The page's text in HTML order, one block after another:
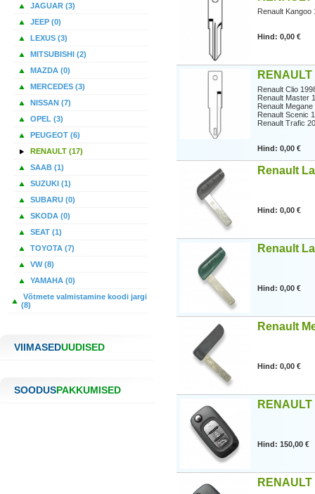
JAGUAR (3)
JEEP (0)
LEXUS (3)
MITSUBISHI (2)
MAZDA (0)
MERCEDES (3)
NISSAN (7)
OPEL (3)
PEUGEOT (6)
RENAULT (17)
SAAB (1)
SUZUKI (1)
SUBARU (0)
SKODA (0)
SEAT (1)
TOYOTA (7)
VW (8)
YAMAHA (0)
Võtmete valmistamine koodi jargi
(8)
VIIMASEDUUDISED
SOODUSPAKKUMISED
Renault Kangoo
Hind: 0,00 €
RENAULT
Renault Clio
Renault Master
Renault
Renault Scenic
Renault Trafic
Hind: 0,00 €
Renault
Hind: 0,00 €
Renault
Hind: 0,00 €
Renault
Hind: 0,00 €
Hind: 150,00 €